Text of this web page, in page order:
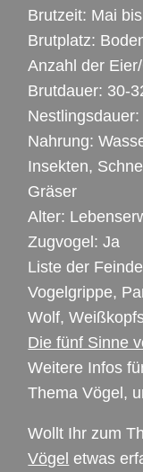
Brutzeit: Mai
Brutplatz:
Anzahl der
Brutdauer: 30-
Nahrung:
Insekten,
Gräser
Alter:
Zugvogel: Ja
Liste der
Vogelgrippe,
Wolf,
Die fünf Sinne
Weitere Infos
Thema Vögel,
Wollt Ihr zum
Vögel etwas